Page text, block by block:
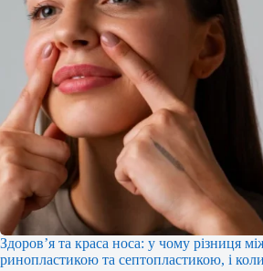
Здоров’я та краса носа: у чому різниця
ринопластикою та септопластикою, і